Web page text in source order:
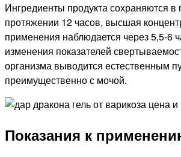
Ингредиенты продукта сохраняются в
протяжении 12 часов, высшая
применения наблюдается через 5,5-6
изменения показателей
организма выводится естественным
преимущественно с мочой.
Показания к